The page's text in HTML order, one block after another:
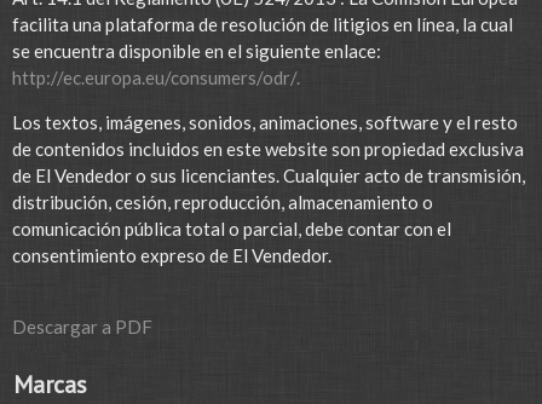
Marcas
facilita una plataforma de resolución de litigios en línea, la cual
se encuentra disponible en el siguiente enlace:
http://ec.europa.eu/consumers/odr/.
Los textos, imágenes, sonidos, animaciones, software y el resto
de contenidos incluidos en este website son propiedad exclusiva
de El Vendedor o sus licenciantes. Cualquier acto de transmisión,
distribución, cesión, reproducción, almacenamiento o
comunicación pública total o parcial, debe contar con el
consentimiento expreso de El Vendedor.
Descargar a PDF